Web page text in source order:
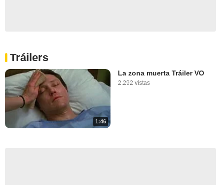
Tráilers
1:46
La zona muerta Tráiler VO
2.292 vistas